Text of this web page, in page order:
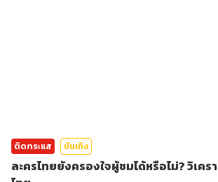
ติดกระแส บันเทิง
ละครไทยยังครองใจผู้ชมได้หรือไม่? วิเคร